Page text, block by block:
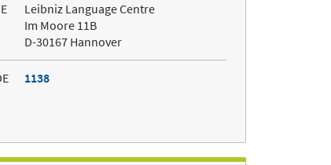
Leibniz Language Centre
Im Moore 11B
D-30167 Hannover
1138